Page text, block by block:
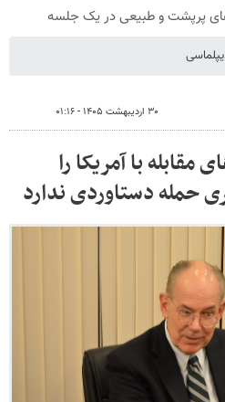
پرپشت و طبیعی در یک جلسه
۳۰ اردیبهشت ۱۴۰۵ - ۰۱:۱۶
با آمریکا را
حمله دستاوردی ندارد